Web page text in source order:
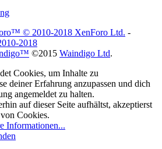
© 2010-2018 XenForo Ltd. -
2018
©2015 Waindigo Ltd.
Cookies, um Inhalte zu
deiner Erfahrung anzupassen und dich
angemeldet zu halten.
auf dieser Seite aufhältst, akzeptierst
Cookies.
Informationen...